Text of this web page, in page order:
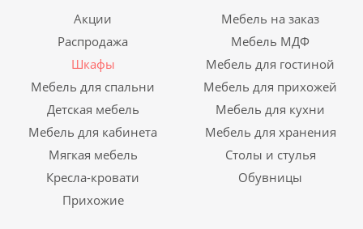
Акции
Мебель на заказ
Распродажа
Мебель МДФ
Шкафы
Мебель для гостиной
Мебель для спальни
Мебель для прихожей
Детская мебель
Мебель для кухни
Мебель для кабинета
Мебель для хранения
Мягкая мебель
Столы и стулья
Кресла-кровати
Обувницы
Прихожие